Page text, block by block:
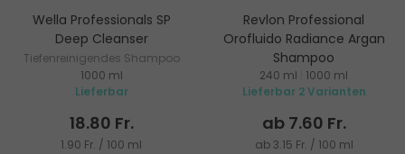
Wella Professionals SP
Deep Cleanser
Tiefenreinigendes Shampoo
1000 ml
Lieferbar
18.80 Fr.
1.90 Fr. / 100 ml
Revlon Professional
Orofluido Radiance Argan
Shampoo
Shampoo mit Arganöl für alle
Haartypen
240 ml
1000 ml
Lieferbar 2 Varianten
ab 7.60 Fr.
ab 3.15 Fr. / 100 ml